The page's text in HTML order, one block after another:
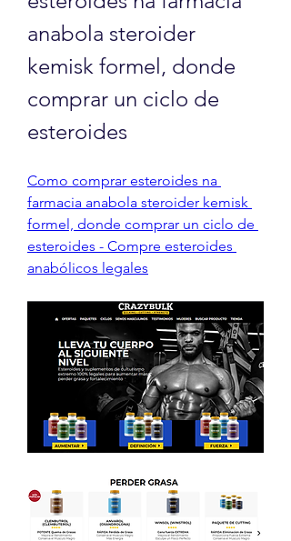
anabola steroider
kemisk formel, donde
comprar un ciclo de
esteroides
Como comprar esteroides na
farmacia anabola steroider kemisk
formel, donde comprar un ciclo de
esteroides - Compre esteroides
anabólicos legales